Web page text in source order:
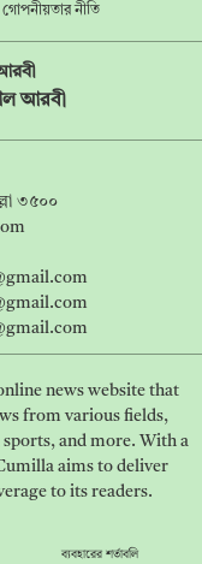
গোপনীয়তার নীতি
আরবী
৩৫০০
news website that
from various fields,
and more. With a
aims to deliver
to its readers.
ব্যবহারের শর্তাবলি